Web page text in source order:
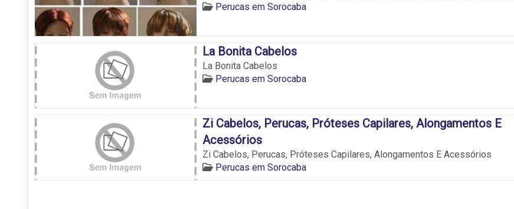
Perucas em Sorocaba
La Bonita Cabelos
La Bonita Cabelos
Perucas em Sorocaba
Zi Cabelos, Perucas, Próteses Capilares, Alongamentos E
Acessórios
Zi Cabelos, Perucas, Próteses Capilares, Alongamentos E Acessórios
Perucas em Sorocaba